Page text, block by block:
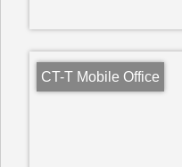
CT-T Mobile Office